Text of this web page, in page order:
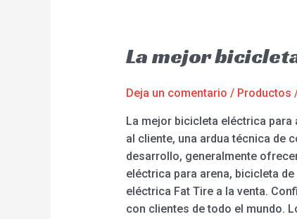
La mejor
Deja un comentario / Productos
La mejor bicicleta eléctrica
al cliente, una ardua técnica de
desarrollo, generalmente
eléctrica para arena, bicicleta
eléctrica Fat Tire a la venta.
con clientes de todo el mundo.